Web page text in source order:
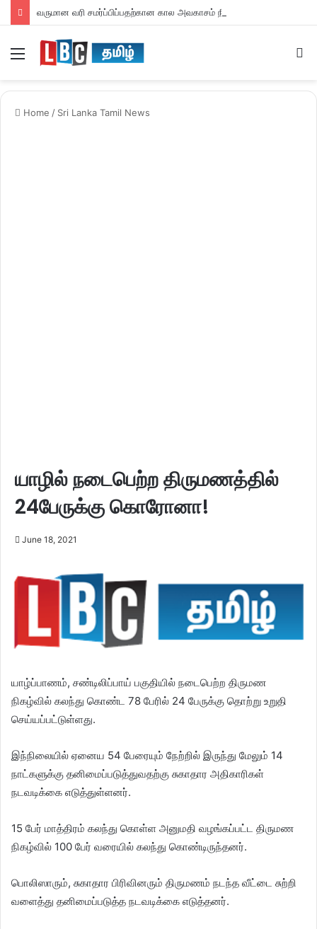
வருமான வரி சமர்ப்பிப்பதற்கான கால அவகாசம் நீடிப்பு
Home / Sri Lanka Tamil News
யாழில் நடைபெற்ற திருமணத்தில்
24பேருக்கு கொரோனா!
June 18, 2021
யாழ்ப்பாணம், சண்டிலிப்பாய் பகுதியில் நடைபெற்ற திருமண
நிகழ்வில் கலந்து கொண்ட 78 பேரில் 24 பேருக்கு தொற்று உறுதி
செய்யப்பட்டுள்ளது.
இந்நிலையில் ஏனைய 54 பேரையும் நேற்றில் இருந்து மேலும் 14
நாட்களுக்கு தனிமைப்படுத்துவதற்கு சுகாதார அதிகாரிகள்
நடவடிக்கை எடுத்துள்ளனர்.
15 பேர் மாத்திரம் கலந்து கொள்ள அனுமதி வழங்கப்பட்ட திருமண
நிகழ்வில் 100 பேர் வரையில் கலந்து கொண்டிருந்தனர்.
பொலிஸாரும், சுகாதார பிரிவினரும் திருமணம் நடந்த வீட்டை சுற்றி
வளைத்து தனிமைப்படுத்த நடவடிக்கை எடுத்தனர்.